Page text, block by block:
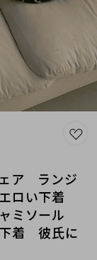
ア ランジ
ロい下着
ミソール
着 彼氏に